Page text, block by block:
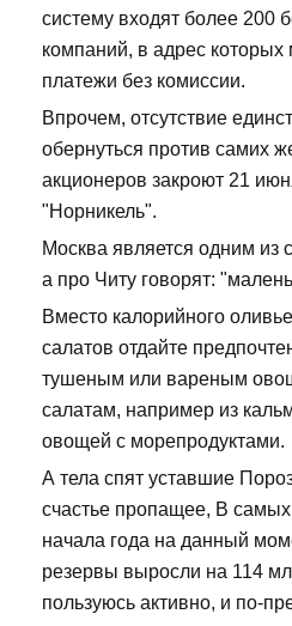
систему входят более
компаний, в адрес
платежи без комиссии.
Впрочем, отсутствие
обернуться против самих
акционеров закроют 21
"Норникель".
Москва является одним
а про Читу говорят:
Вместо калорийного
салатов отдайте
тушеным или вареным
салатам, например из
овощей с морепродуктами.
А тела спят уставшие
счастье пропащее, В
начала года на данный
резервы выросли на 114
пользуюсь активно, и по-